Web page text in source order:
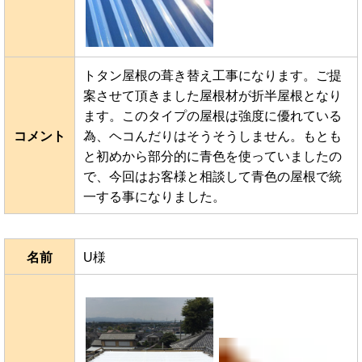
コメント
トタン屋根の葺き替え工事になります。ご提
案させて頂きました屋根材が折半屋根となり
ます。このタイプの屋根は強度に優れている
為、ヘコんだりはそうそうしません。もとも
と初めから部分的に青色を使っていましたの
で、今回はお客様と相談して青色の屋根で統
一する事になりました。
名前 U様